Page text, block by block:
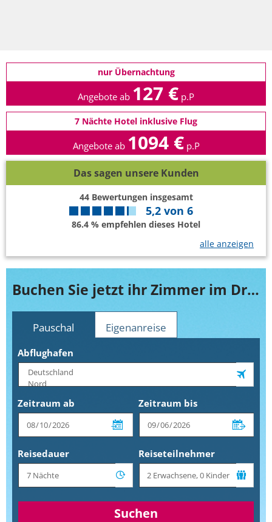
nur Übernachtung
Angebote ab 127 € p.P
7 Nächte Hotel inklusive Flug
Angebote ab 1094 € p.P
Das sagen unsere Kunden
44Bewertungen insgesamt
5,2 von 6
86.4 % empfehlen dieses Hotel
alle anzeigen
Buchen Sie jetzt ihr Zimmer im Dreams Lanzarote Playa Dorada
Pauschal Eigenanreise
Abflughafen
Zeitraum ab Zeitraum bis
Reisedauer Reiseteilnehmer
Suchen